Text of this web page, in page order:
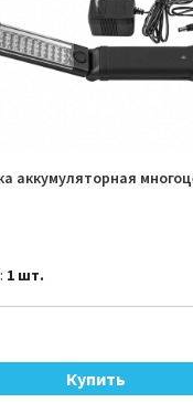
аккумуляторная
1 шт.